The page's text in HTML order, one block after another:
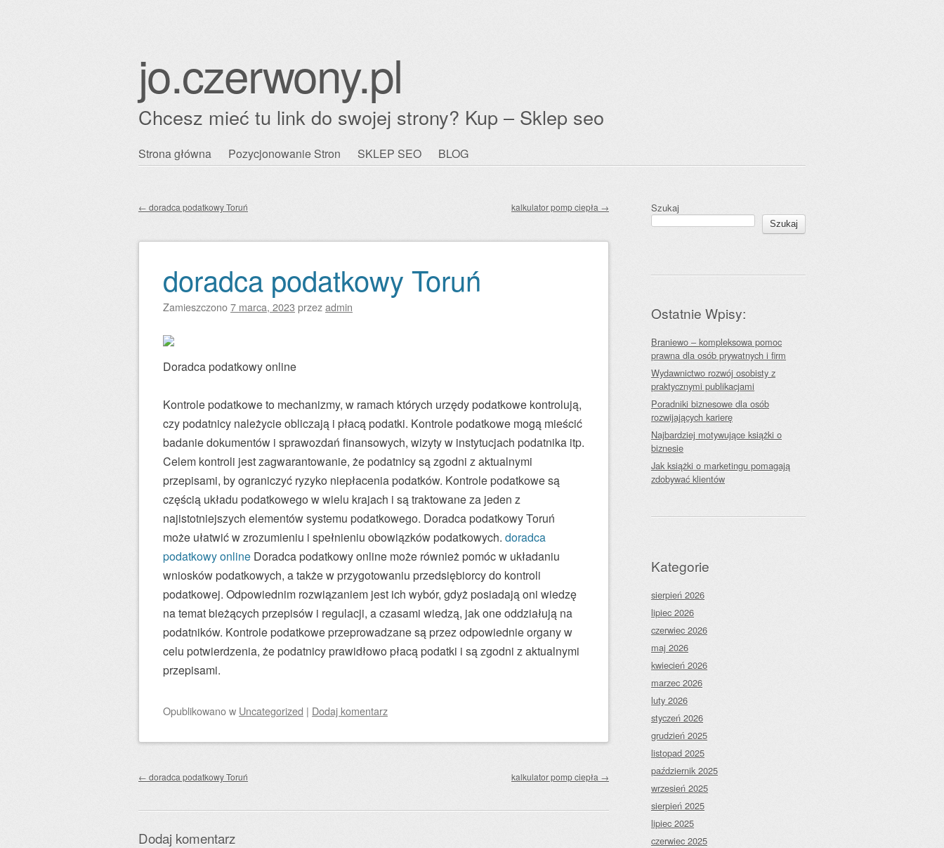
jo.czerwony.pl
Chcesz mieć tu link do swojej strony? Kup – Sklep seo
Przejdź
Strona główna Pozycjonowanie Stron SKLEP SEO BLOG
Zobacz wpisy
← doradca podatkowy Toruń kalkulator pomp ciepła →
doradca podatkowy Toruń
Zamieszczono7 marca, 2023 przezadmin
Doradca podatkowy online
Kontrole podatkowe to mechanizmy, w ramach których urzędy podatkowe kontrolują,
czy podatnicy należycie obliczają i płacą podatki. Kontrole podatkowe mogą mieścić
badanie dokumentów i sprawozdań finansowych, wizyty w instytucjach podatnika itp.
Celem kontroli jest zagwarantowanie, że podatnicy są zgodni z aktualnymi
przepisami, by ograniczyć ryzyko niepłacenia podatków. Kontrole podatkowe są
częścią układu podatkowego w wielu krajach i są traktowane za jeden z
najistotniejszych elementów systemu podatkowego. Doradca podatkowy Toruń
może ułatwić w zrozumieniu i spełnieniu obowiązków podatkowych. doradca
podatkowy online Doradca podatkowy online może również pomóc w układaniu
wniosków podatkowych, a także w przygotowaniu przedsiębiorcy do kontroli
podatkowej. Odpowiednim rozwiązaniem jest ich wybór, gdyż posiadają oni wiedzę
na temat bieżących przepisów i regulacji, a czasami wiedzą, jak one oddziałują na
podatników. Kontrole podatkowe przeprowadzane są przez odpowiednie organy w
celu potwierdzenia, że podatnicy prawidłowo płacą podatki i są zgodni z aktualnymi
przepisami.
Opublikowanow Uncategorized | Dodaj komentarz
Zobacz wpisy
← doradca podatkowy Toruń kalkulator pomp ciepła →
Dodaj komentarz
Szukaj
Szukaj
Ostatnie Wpisy:
Braniewo – kompleksowa pomoc
prawna dla osób prywatnych i firm
Wydawnictwo rozwój osobisty z
praktycznymi publikacjami
Poradniki biznesowe dla osób
rozwijających karierę
Najbardziej motywujące książki o
biznesie
Jak książki o marketingu pomagają
zdobywać klientów
Kategorie
sierpień 2026
lipiec 2026
czerwiec 2026
maj 2026
kwiecień 2026
marzec 2026
luty 2026
styczeń 2026
grudzień 2025
listopad 2025
październik 2025
wrzesień 2025
sierpień 2025
lipiec 2025
czerwiec 2025